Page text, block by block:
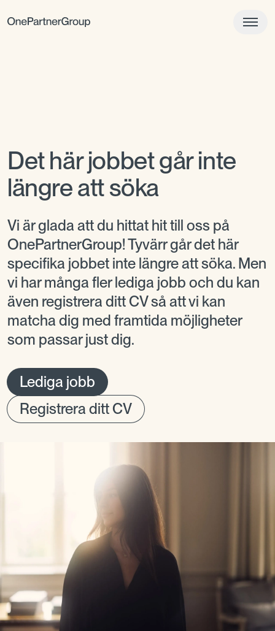
Det här jobbet går inte
längre att söka
Vi är glada att du hittat hit till oss på
OnePartnerGroup! Tyvärr går det här
specifika jobbet inte längre att söka. Men
vi har många fler lediga jobb och du kan
även registrera ditt CV så att vi kan
matcha dig med framtida möjligheter
som passar just dig.
Lediga jobb
Registrera ditt CV